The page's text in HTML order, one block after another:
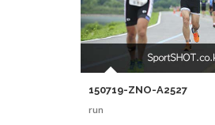
150719-ZNO-A2527
run